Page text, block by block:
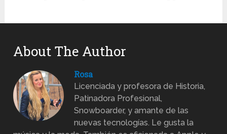
About The Author
Rosa
Licenciada y profesora de Historia,
Patinadora Profesional,
Snowboarder, y amante de las
nuevas tecnologías. Le gusta la